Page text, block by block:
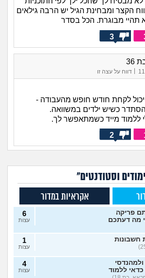
הקצר ומבחינת הגיל יש הרבה גילאים
מבוגרת. הכל בסדר
3
| דווח על עצה זו
לקחת חודש חופש מהעבודה -
כשיש ילדים במשוואה.
ללמוד מייד כשמתאפשר לך.
2
וסטודנטים"
אקראיות במדור
פריקה
מה דעתכם
6
עצות
חשבונות
1
עצות
כדאי ללמוד
4
עצות